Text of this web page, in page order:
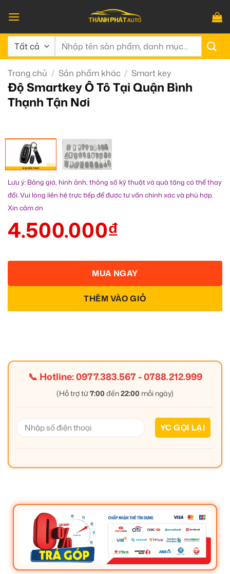
qua
nội
dung
Tìm
Trang chủ / Sản phẩm khác / Smart key
Độ Smartkey Ô Tô Tại Quận Bình
Thạnh Tận Nơi
Lưu ý: Bảng giá, hình ảnh, thông số kỹ thuật và quà tặng có thể thay
đổi. Vui lòng liên hệ trực tiếp để được tư vấn chính xác và phù hợp.
Xin cảm ơn
4.500.000₫
THÊM VÀO GIỎ
MUA NGAY
📞 Hotline:0977.383.567-0788.212.999
(Hỗ trợ từ7:00 đến22:00 mỗi ngày)